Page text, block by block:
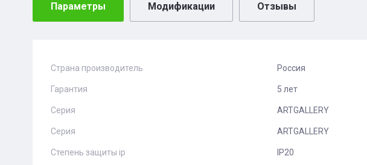
Параметры Модификации Отзывы
Страна производитель Россия
Гарантия 5 лет
Серия ARTGALLERY
Серия ARTGALLERY
Степень защиты ip IP20